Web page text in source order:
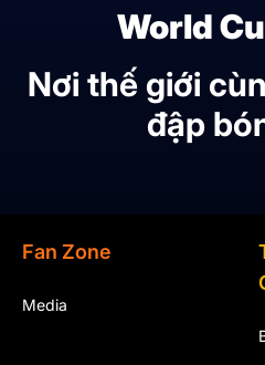
World
Nơi thế giới
đập
Fan Zone
Media